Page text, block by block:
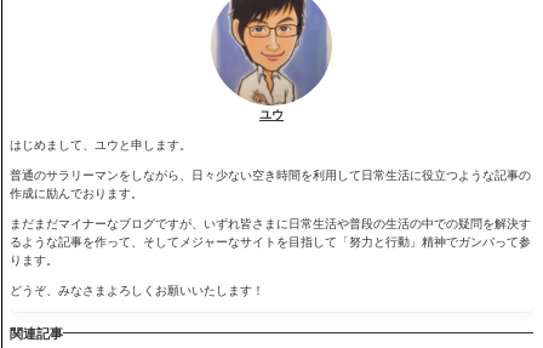
ユウ
はじめまして、ユウと申します。
普通のサラリーマンをしながら、日々少ない空き時間を利用して日常生活に役立つような記事の
作成に励んでおります。
まだまだマイナーなブログですが、いずれ皆さまに日常生活や普段の生活の中での疑問を解決す
るような記事を作って、そしてメジャーなサイトを目指して「努力と行動」精神でガンバって参
ります。
どうぞ、みなさまよろしくお願いいたします！
関連記事